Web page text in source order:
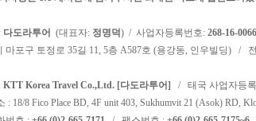
다도라투어 (대표자: 정명덕) / 사업자등록번호: 268-16-
마포구 토정로 35길 11, 5층 A587호 (용강동, 인우빌딩) /
KTT Korea Travel Co.,Ltd. [다도라투어] / 태국 사업자등
: 18/8 Fico Place BD, 4F unit 403, Sukhumvit 21 (Asok) RD,